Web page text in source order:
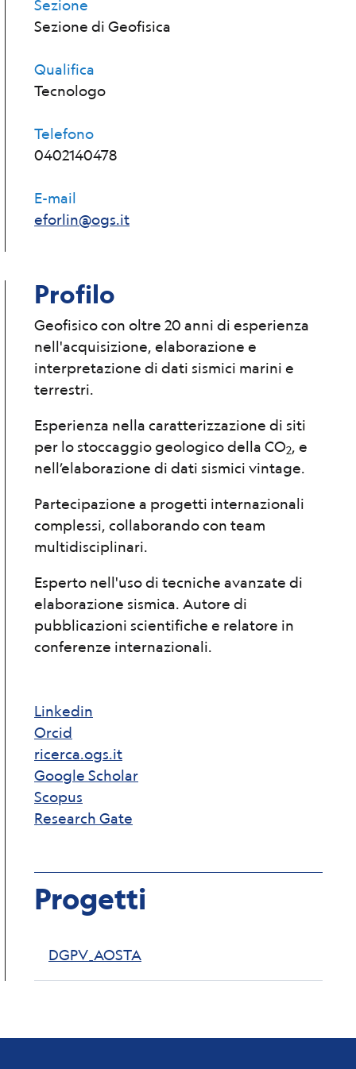
Sezione
Sezione di Geofisica
Qualifica
Tecnologo
Telefono
0402140478
E-mail
eforlin@ogs.it
Profilo
Geofisico con oltre 20 anni di esperienza
nell'acquisizione, elaborazione e
interpretazione di dati sismici marini e
terrestri.
Esperienza nella caratterizzazione di siti
per lo stoccaggio geologico della CO2, e
nell’elaborazione di dati sismici vintage.
Partecipazione a progetti internazionali
complessi, collaborando con team
multidisciplinari.
Esperto nell'uso di tecniche avanzate di
elaborazione sismica. Autore di
pubblicazioni scientifiche e relatore in
conferenze internazionali.
Linkedin
Orcid
ricerca.ogs.it
Google Scholar
Scopus
Research Gate
Progetti
DGPV_AOSTA